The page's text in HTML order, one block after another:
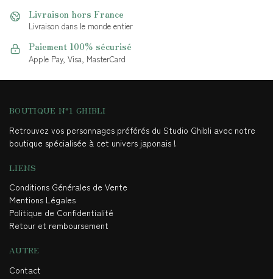
Livraison hors France
Livraison dans le monde entier
Paiement 100% sécurisé
Apple Pay, Visa, MasterCard
BOUTIQUE N°1 GHIBLI
Retrouvez vos personnages préférés du Studio Ghibli avec notre
boutique spécialisée à cet univers japonais !
LIENS
Conditions Générales de Vente
Mentions Légales
Politique de Confidentialité
Retour et remboursement
AUTRE
Contact